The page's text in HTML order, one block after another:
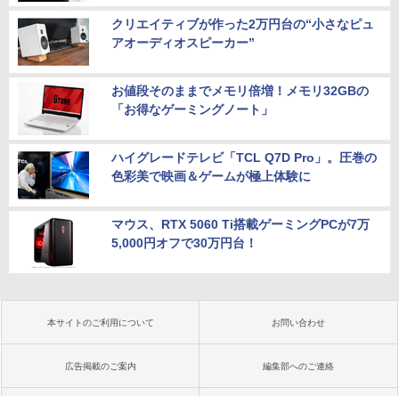
クリエイティブが作った2万円台の“小さなピュ
アオーディオスピーカー”
お値段そのままでメモリ倍増！メモリ32GBの
「お得なゲーミングノート」
ハイグレードテレビ「TCL Q7D Pro」。圧巻の
色彩美で映画＆ゲームが極上体験に
マウス、RTX 5060 Ti搭載ゲーミングPCが7万
5,000円オフで30万円台！
本サイトのご利用について お問い合わせ
広告掲載のご案内 編集部へのご連絡